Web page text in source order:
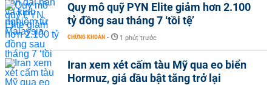
Quy mô quỹ PYN Elite giảm hơn 2.100
tỷ đồng sau tháng 7 ‘tồi tệ’
CHỨNG KHOÁN - 1 phút trước
Iran xem xét cấm tàu Mỹ qua eo biển
Hormuz, giá dầu bật tăng trở lại